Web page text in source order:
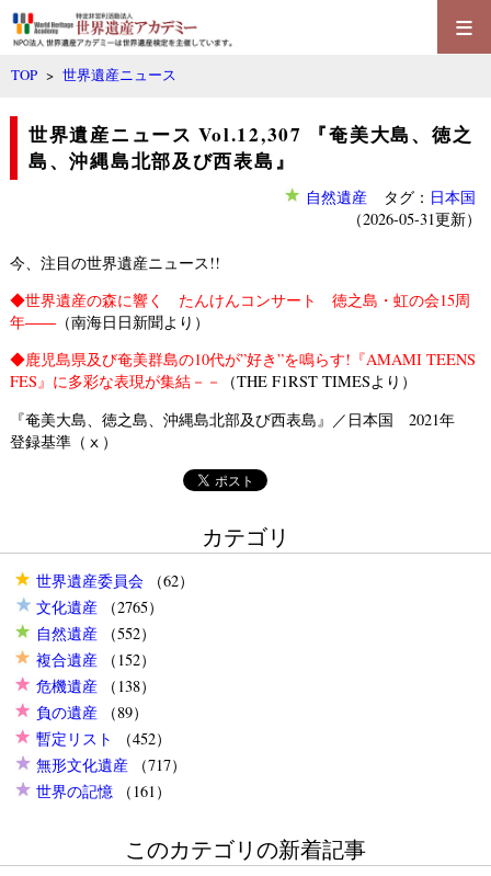
≡
TOP >世界遺産ニュース
世界遺産ニュース Vol.12,307 『奄美大島、徳之
島、沖縄島北部及び西表島』
自然遺産タグ： 日本国
（2026-05-31更新）
今、注目の世界遺産ニュース!!
◆世界遺産の森に響く たんけんコンサート 徳之島・虹の会15周
年――（南海日日新聞より）
◆鹿児島県及び奄美群島の10代が”好き”を鳴らす!『AMAMI TEENS
FES』に多彩な表現が集結－－
（THE F1RST TIMESより）
『奄美大島、徳之島、沖縄島北部及び西表島』／日本国 2021年
登録基準（ⅹ）
カテゴリ
世界遺産委員会（62）
文化遺産（2765）
自然遺産（552）
複合遺産（152）
危機遺産（138）
負の遺産（89）
暫定リスト
（452）
無形文化遺産（717）
世界の記憶（161）
このカテゴリの新着記事